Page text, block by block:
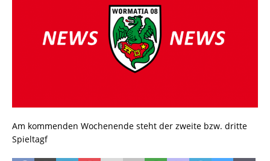
Am kommenden Wochenende steht der zweite bzw. dritte
Spieltagf